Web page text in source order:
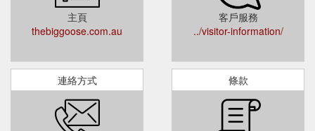
主頁
thebiggoose.com.au
客戶服務
../visitor-information/
連絡方式 條款